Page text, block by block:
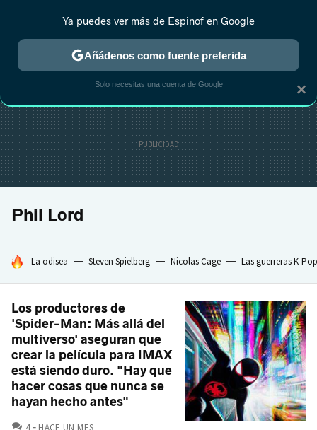
MENÚ NUEVO
ESTRENOS REALITY ANIME RANKINGS CINE
Phil Lord
HOY SE HABLA DE
La odisea Steven Spielberg Nicolas Cage Las guerreras K-Pop
Los productores de
'Spider-Man: Más allá del
multiverso' aseguran que
crear la película para IMAX
está siendo duro. "Hay que
hacer cosas que nunca se
hayan hecho antes"
4 COMENTARIOS
HACE UN MES
×
Ya puedes ver más de Espinof en Google
Añádenos como fuente preferida
Solo necesitas una cuenta de Google